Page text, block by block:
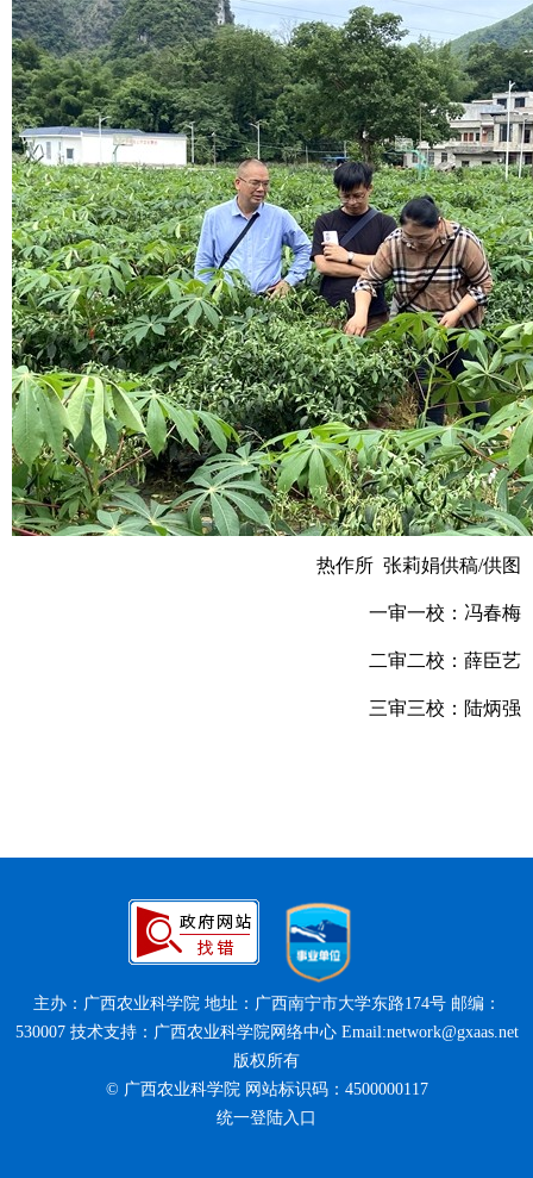
热作所 张莉娟供稿/供图
一审一校：冯春梅
二审二校：薛臣艺
三审三校：陆炳强
主办：广西农业科学院 地址：广西南宁市大学东路174号 邮编：
530007 技术支持：广西农业科学院网络中心 Email:network@gxaas.net
版权所有
© 广西农业科学院 网站标识码：4500000117
统一登陆入口